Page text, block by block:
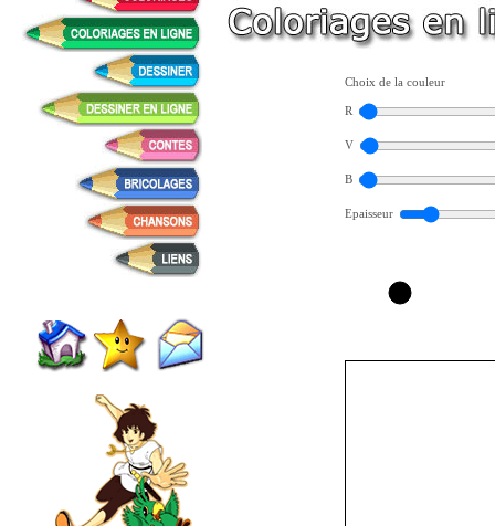
Choix de la couleur
R
V
B
Epaisseur